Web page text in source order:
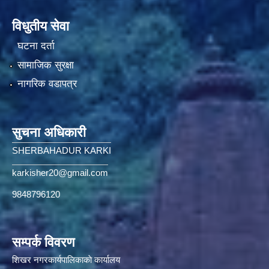
विधुतीय सेवा
घटना दर्ता
सामाजिक सुरक्षा
नागरिक वडापत्र
सुचना अधिकारी
SHERBAHADUR KARKI
karkisher20@gmail.com
9848796120
सम्पर्क विवरण
शिखर नगरकार्यपालिकाकाे कार्यालय